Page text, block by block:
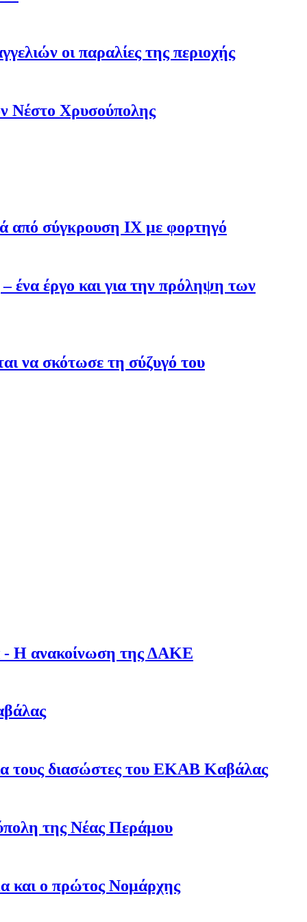
οι παραλίες της περιοχής
Νέστο Χρυσούπολης
από σύγκρουση ΙΧ με φορτηγό
έργο και για την πρόληψη των
να σκότωσε τη σύζυγό του
- Η ανακοίνωση της ΔΑΚΕ
τους διασώστες του ΕΚΑΒ Καβάλας
της Νέας Περάμου
και ο πρώτος Νομάρχης